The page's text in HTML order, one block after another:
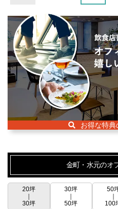
お得な特典
金町・水元のオ
20坪
30坪
30坪
50坪
50
100